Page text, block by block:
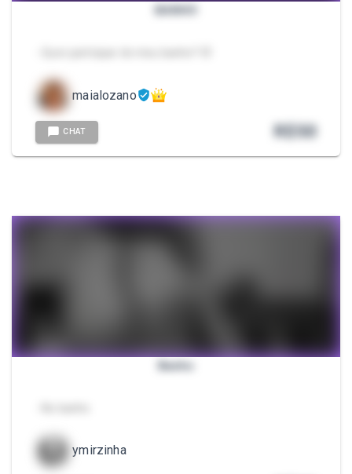
BANHO
maialozano
CHAT R$50
Banho
ymirzinha